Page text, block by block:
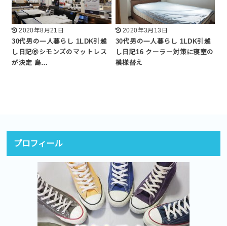
2020年8月21日
30代男の一人暮らし 1LDK引越
し日記⑥シモンズのマットレス
が決定 島…
2020年3月13日
30代男の一人暮らし 1LDK引越
し日記16 クーラー対策に寝室の
模様替え
プロフィール